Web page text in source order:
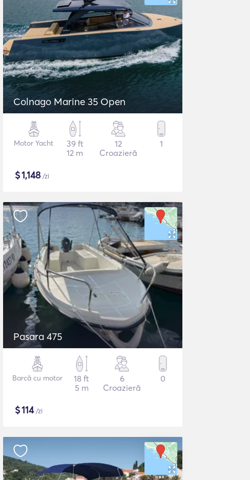
Colnago Marine 35 Open
Motor Yacht
39 ft
12 m
12
Croazieră
1
$1,148/zi
Pasara 475
Barcă cu motor
18 ft
5 m
6
Croazieră
0
$114/zi